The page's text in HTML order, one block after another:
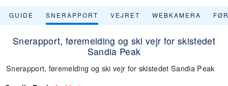
GUIDE SNERAPPORT VEJRET WEBKAMERA
Snerapport, føremelding og ski vejr for skistedet
Sandia Peak
Snerapport, føremelding og ski vejr for skistedet Sandia Peak